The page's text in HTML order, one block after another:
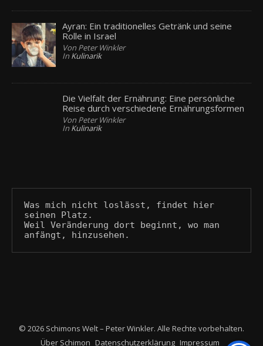
Ayran: Ein traditionelles Getränk und seine
Rolle in Israel
Von Peter Winkler
In Kulinarik
Die Vielfalt der Ernährung: Eine persönliche
Reise durch verschiedene Ernährungsformen
Von Peter Winkler
In Kulinarik
Was mich nicht loslässt, findet hier
seinen Platz.
Weil Veränderung dort beginnt, wo man
anfängt, hinzusehen.
© 2026 Schimons Welt – Peter Winkler. Alle Rechte vorbehalten.
Über Schimon Datenschutzerklärung Impressum